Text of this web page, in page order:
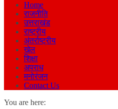
Home
राजनीति
उत्तराखंड
राष्ट्रीय
अंतर्राष्ट्रीय
खेल
शिक्षा
अपराध
मनोरंजन
Contact Us
You are here: